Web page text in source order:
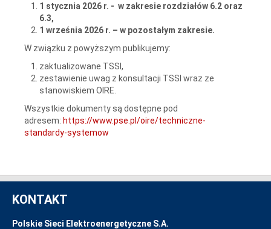
1 stycznia 2026 r. - w zakresie rozdziałów 6.2 oraz
6.3,
1 września 2026 r. – w pozostałym zakresie.
W związku z powyższym publikujemy:
zaktualizowane TSSI,
zestawienie uwag z konsultacji TSSI wraz ze
stanowiskiem OIRE.
Wszystkie dokumenty są dostępne pod
adresem: https://www.pse.pl/oire/techniczne-
standardy-systemow
KONTAKT
Polskie Sieci Elektroenergetyczne S.A.